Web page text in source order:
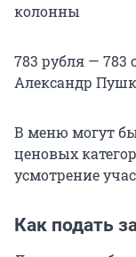
колонны
783 рубля — 783
Александр
В меню могут
ценовых
усмотрение
Как подать